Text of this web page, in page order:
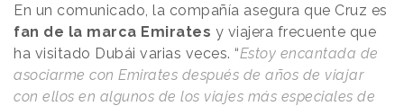
En un comunicado, la compañía asegura que Cruz es
fan de la marca Emirates y viajera frecuente que
ha visitado Dubái varias veces. “Estoy encantada de
asociarme con Emirates después de años de viajar
con ellos en algunos de los viajes más especiales de